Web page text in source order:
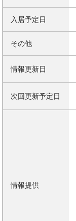
入居予定日
その他
情報更新日
次回更新予定日
情報提供